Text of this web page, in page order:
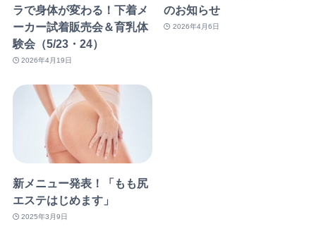
ラで身体が変わる！下着メ
ーカー試着販売会＆育乳体
験会（5/23・24）
2026年4月19日
のお知らせ
2026年4月6日
新メニュー発表！「もも尻
エステはじめます」
2025年3月9日